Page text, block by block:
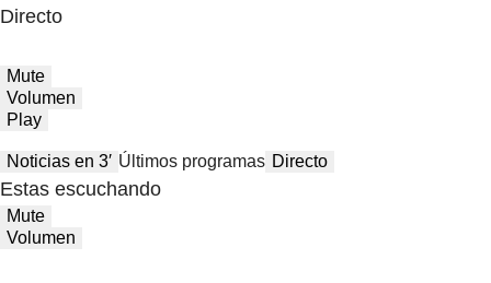
Directo
Mute
Volumen
Play
Noticias en 3′ Últimos programas Directo
Estas escuchando
Mute
Volumen